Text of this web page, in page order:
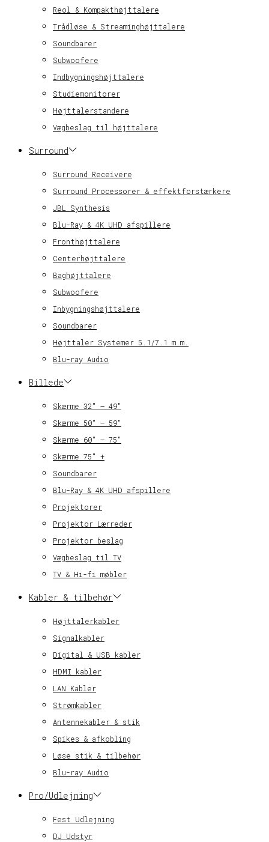
Reol & Kompakthøjttalere
Trådløse & Streaminghøjttalere
Soundbarer
Subwoofere
Indbygningshøjttalere
Studiemonitorer
Højttalerstandere
Vægbeslag til højttalere
Surround
Surround Receivere
Surround Processorer & effektforstærkere
JBL Synthesis
Blu-Ray & 4K UHD afspillere
Fronthøjttalere
Centerhøjttalere
Baghøjttalere
Subwoofere
Inbygningshøjttalere
Soundbarer
Højttaler Systemer 5.1/7.1 m.m.
Blu-ray Audio
Billede
Skærme 32″ – 49″
Skærme 50″ – 59″
Skærme 60″ – 75″
Skærme 75″ +
Soundbarer
Blu-Ray & 4K UHD afspillere
Projektorer
Projektor Lærreder
Projektor beslag
Vægbeslag til TV
TV & Hi-fi møbler
Kabler & tilbehør
Højttalerkabler
Signalkabler
Digital & USB kabler
HDMI kabler
LAN Kabler
Strømkabler
Antennekabler & stik
Spikes & afkobling
Løse stik & tilbehør
Blu-ray Audio
Pro/Udlejning
Fest Udlejning
DJ Udstyr